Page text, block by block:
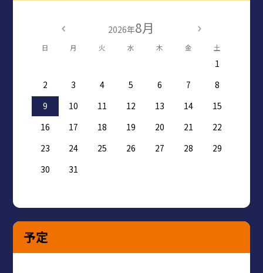
2026年8月
日 月 火 水 木 金 土
1
2
3 4 5 6 7
8
9
10 11 12 13 14
15
16
17 18 19 20 21
22
23
24 25 26 27 28
29
30
31
予定